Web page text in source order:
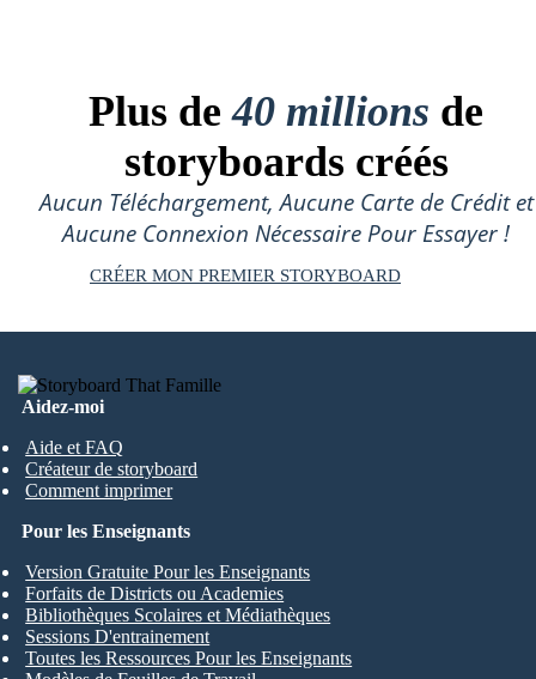
Plus de40 millions de
storyboards créés
Aucun Téléchargement, Aucune Carte de Crédit et
Aucune Connexion Nécessaire Pour Essayer !
CRÉER MON PREMIER STORYBOARD
Aidez-moi
Aide et FAQ
Créateur de storyboard
Comment imprimer
Pour les Enseignants
Version Gratuite Pour les Enseignants
Forfaits de Districts ou Academies
Bibliothèques Scolaires et Médiathèques
Sessions D'entrainement
Toutes les Ressources Pour les Enseignants